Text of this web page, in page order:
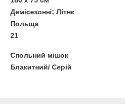
Демісезонні; Літнє
Польща
21
Спольний мішок
Блакитний/ Серій